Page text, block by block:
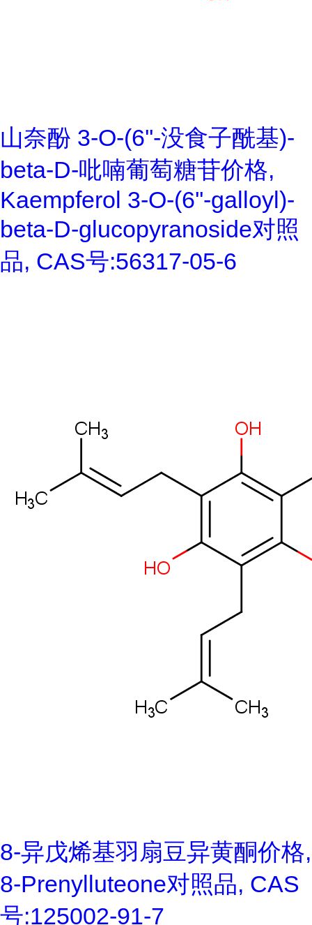
山奈酚 3-O-(6''-没食子酰基)-
beta-D-吡喃葡萄糖苷价格,
Kaempferol 3-O-(6''-galloyl)-
beta-D-glucopyranoside对照
品, CAS号:56317-05-6
8-异戊烯基羽扇豆异黄酮价格,
8-Prenylluteone对照品, CAS
号:125002-91-7